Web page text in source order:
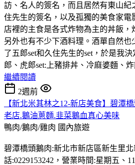
訪、名人的簽名，而且居然有東山紀
住先生的簽名，以及孤獨的美食家電
店裡的主食是各式炸物為主的丼飯，
另外也有不少下酒料理。酒單自然
了五郎set和久住先生的set，於是我
郎、虎郎set:上豬排丼、冷麻婆麵、炸
繼續閱讀
2週前
【新北米其林之12-新店美食】碧潭
老店.鵝油蔥麵.韭菜鵝血真心美味
鴨肉/鵝肉/雞肉 國內旅遊
碧潭橋頭鵝肉:新北市新店區新生里
話:0229153242，營業時間:星期五、